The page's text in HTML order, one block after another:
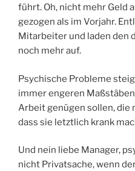
führt. Oh, nicht mehr Geld
gezogen als im Vorjahr.
Mitarbeiter und laden den
noch mehr auf.
Psychische Probleme
immer engeren
Arbeit genügen sollen, die
dass sie letztlich krank
Und nein liebe Manager,
nicht Privatsache, wenn